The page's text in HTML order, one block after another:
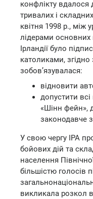
конфлікту вдалося
тривалих і
квітня 1998 р., між
лідерами основних
Ірландії було
католиками,
зобов’язувалася:
відновити
допустити
«Шінн фейн»,
законодавче
У свою чергу ІРА
бойових дій та
населення
більшістю голосів
викликала розкол в